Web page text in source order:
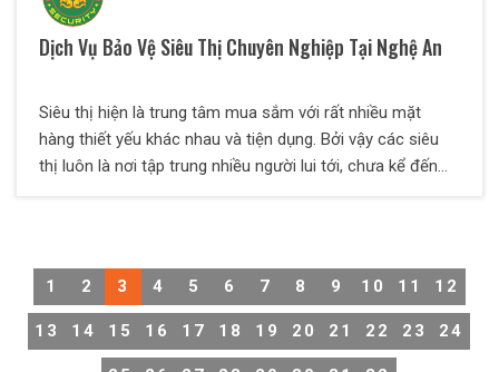
Dịch Vụ Bảo Vệ Siêu Thị Chuyên Nghiệp Tại Nghệ An
Siêu thị hiện là trung tâm mua sắm với rất nhiều mặt
hàng thiết yếu khác nhau và tiện dụng. Bởi vậy các siêu
thị luôn là nơi tập trung nhiều người lui tới, chưa kể đến
1 2 3 4 5 6 7 8 9 10 11 12
13 14 15 16 17 18 19 20 21 22 23 24